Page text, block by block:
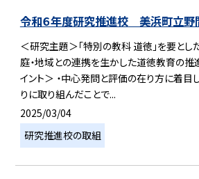
令和６年度研究推進校 美浜町立野
＜研究主題＞「特別の教科 道徳」を要と
庭・地域との連携を生かした道徳教育の
イント＞ ・中心発問と評価の在り方に着目
りに取り組んだことで...
2025/03/04
研究推進校の取組